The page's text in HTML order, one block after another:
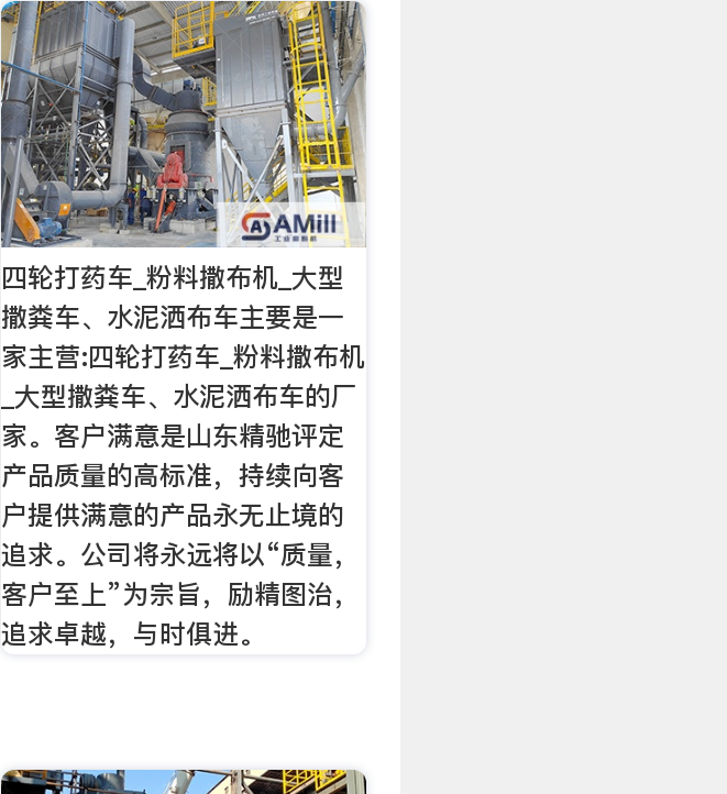
四轮打药车_粉料撒布机_大型
撒粪车、水泥洒布车主要是一
家主营:四轮打药车_粉料撒布机
_大型撒粪车、水泥洒布车的厂
家。客户满意是山东精驰评定
产品质量的高标准，持续向客
户提供满意的产品永无止境的
追求。公司将永远将以“质量，
客户至上”为宗旨，励精图治，
追求卓越，与时俱进。